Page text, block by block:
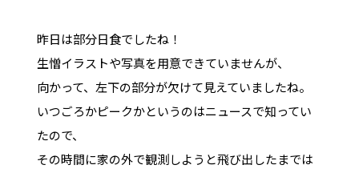
昨日は部分日食でしたね！
生憎イラストや写真を用意できていませんが、
向かって、左下の部分が欠けて見えていましたね。
いつごろかピークかというのはニュースで知ってい
たので、
その時間に家の外で観測しようと飛び出したまでは